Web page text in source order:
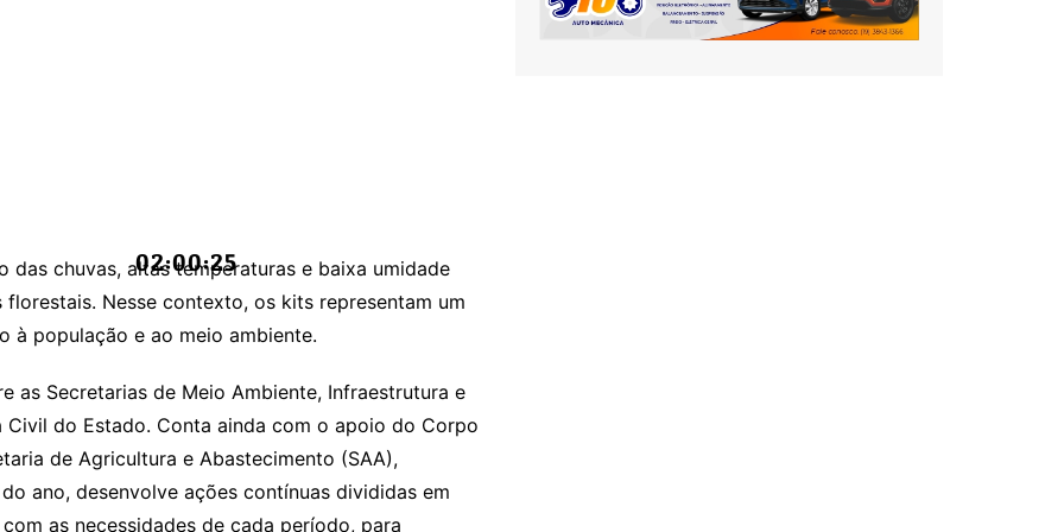
02:00:26
chuvas, altas temperaturas e baixa umidade
Nesse contexto, os kits representam um
à população e ao meio ambiente.
as Secretarias de Meio Ambiente, Infraestrutura e
Civil do Estado. Conta ainda com o apoio do Corpo
de Agricultura e Abastecimento (SAA),
ano, desenvolve ações contínuas divididas em
as necessidades de cada período, para